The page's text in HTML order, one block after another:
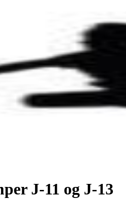
J-11 og J-13